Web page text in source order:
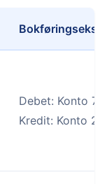
Debet: Konto
Kredit: Konto